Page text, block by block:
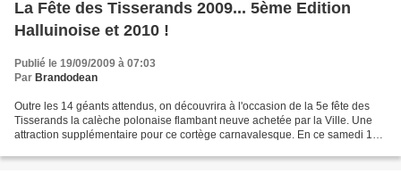
La Fête des Tisserands 2009... 5ème Edition
Halluinoise et 2010 !
Publié le 19/09/2009 à 07:03
Par Brandodean
Outre les 14 géants attendus, on découvrira à l'occasion de la 5e fête des
Tisserands la calèche polonaise flambant neuve achetée par la Ville. Une
attraction supplémentaire pour ce cortège carnavalesque. En ce samedi 19